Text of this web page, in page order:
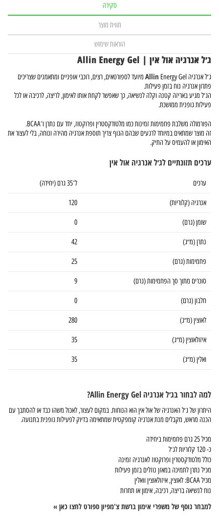
סקירה
תווית מוצר
הוראות שימוש
ג׳ל אנרגיה אול אין | Allin Energy Gel
ג׳ל אנרגיה Allin Energy Gel מיועד לספורטאים, רצים, רוכבי אופניים ומתאמנים שצריכים
פתרון אנרגיה נוח בזמן פעילות.
הג׳ל מגיע באריזה קטנה וקלה לנשיאה, כך שאפשר לקחת אותו לאימון, לריצה, לרכיבה או לכל
פעילות גופנית ממושכת.
הפורמולה משלבת פחמימות זמינות כמו מלטודקסטרין ופרוקטוז, יחד עם נתרן ו־BCAA.
זה מוצר שמתאים במיוחד לרגעים שבהם הגוף צריך תוספת אנרגיה מהירה ונוחה, בלי לעצור את
האימון או להעמיס על התיק.
ערכים תזונתיים לג׳ל אנרגיה אול אין
ערכים ל־35 גרם (יחידה)
אנרגיה (קלוריות) 120
שומן (גרם) 0
נתרן (מ״ג) 42
פחמימות (גרם) 25
סוכרים מתוך סך הפחמימות (גרם) 9
חלבון (גרם) 0
לאוצין (מ״ג) 280
איזולאוצין (מ״ג) 35
ואלין (מ״ג) 35
למה לבחור בג׳ל אנרגיה Allin Energy Gel?
היתרון של ג׳ל האנרגיה של אול אין הוא הנוחות. במקום לעצור, לאכול משהו כבד או להסתבך עם
הכנה מראש, מקבלים מנת אנרגיה קומפקטית שמתאימה בדיוק לפעילות גופנית בתנועה.
מכיל 25 גרם פחמימות ביחידה
כ- 120 קלוריות לג׳ל
כולל מלטודקסטרין ופרוקטוז לאנרגיה זמינה
מכיל נתרן לתמיכה במאזן נוזלים בזמן פעילות
מכיל BCAA: לאוצין, איזולאוצין וואלין
נוח לנשיאה בריצה, רכיבה, אימון או תחרות
למבחר נוסף של משפרי אימון ברשת צ'מפיון ספורט לחצו כאן »